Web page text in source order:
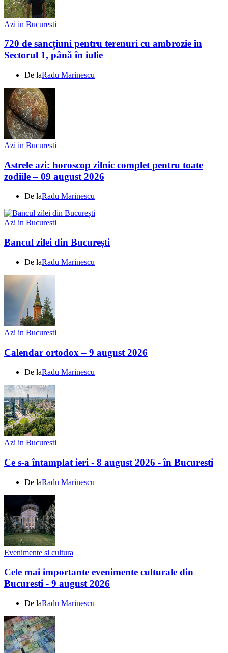
Azi in Bucuresti
720 de sancțiuni pentru terenuri cu ambrozie în
Sectorul 1, până în iulie
De laRadu Marinescu
Azi in Bucuresti
Astrele azi: horoscop zilnic complet pentru toate
zodiile – 09 august 2026
De laRadu Marinescu
Azi in Bucuresti
Bancul zilei din București
De laRadu Marinescu
Azi in Bucuresti
Calendar ortodox – 9 august 2026
De laRadu Marinescu
Azi in Bucuresti
Ce s-a întamplat ieri - 8 august 2026 - în Bucuresti
De laRadu Marinescu
Evenimente si cultura
Cele mai importante evenimente culturale din
Bucuresti - 9 august 2026
De laRadu Marinescu